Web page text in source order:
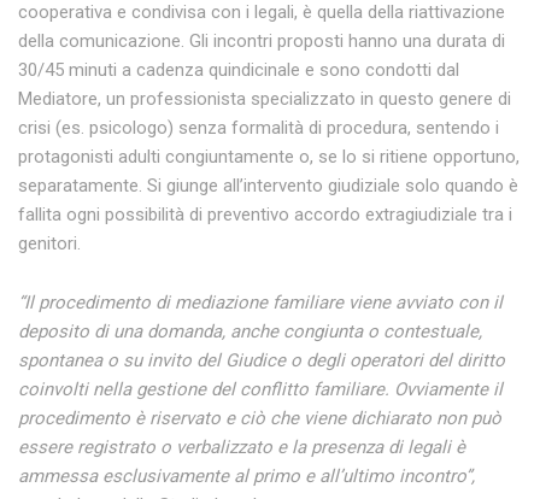
cooperativa e condivisa con i legali, è quella della riattivazione
della comunicazione. Gli incontri proposti hanno una durata di
30/45 minuti a cadenza quindicinale e sono condotti dal
Mediatore, un professionista specializzato in questo genere di
crisi (es. psicologo) senza formalità di procedura, sentendo i
protagonisti adulti congiuntamente o, se lo si ritiene opportuno,
separatamente. Si giunge all’intervento giudiziale solo quando è
fallita ogni possibilità di preventivo accordo extragiudiziale tra i
genitori.
“Il procedimento di mediazione familiare viene avviato con il
deposito di una domanda, anche congiunta o contestuale,
spontanea o su invito del Giudice o degli operatori del diritto
coinvolti nella gestione del conflitto familiare. Ovviamente il
procedimento è riservato e ciò che viene dichiarato non può
essere registrato o verbalizzato e la presenza di legali è
ammessa esclusivamente al primo e all’ultimo incontro”,